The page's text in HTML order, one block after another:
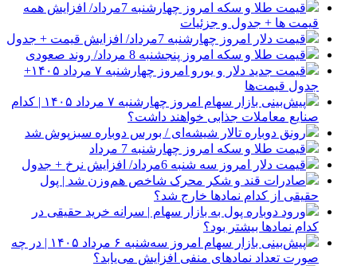
قیمت طلا و سکه امروز چهارشنبه 7مرداد/ افزایش همه
قیمت ها + جدول و جزئیات
قیمت دلار امروز چهارشنبه 7مرداد/ افزایش قیمت + جدول
قیمت طلا و سکه امروز پنجشنبه 8 مرداد/ روند صعودی
قیمت جدید دلار و یورو امروز چهارشنبه ۷ مرداد ۱۴۰۵+
جدول قیمت‌ها
پیش‌بینی بازار سهام امروز چهارشنبه ۷ مرداد ۱۴۰۵ | کدام
صنایع معاملات جذابی خواهند داشت؟
رونق دوباره تالار شیشه‌ای / بورس دوباره سبزپوش شد
قیمت طلا و سکه امروز چهارشنبه 7 مرداد
قیمت دلار امروز سه شنبه 6مرداد/ افزایش نرخ + جدول
صادرات قند و شکر محرک شاخص هم‌وزن شد | پول
حقیقی از کدام نماد‌ها خارج شد؟
ورود دوباره پول به بازار سهام | سرانه خرید حقیقی در
کدام نماد‌ها بیشتر بود؟
پیش‌بینی بازار سهام امروز سه‌شنبه ۶ مرداد ۱۴۰۵ | در چه
صورت تعداد نماد‌های منفی افزایش می‌یابد؟